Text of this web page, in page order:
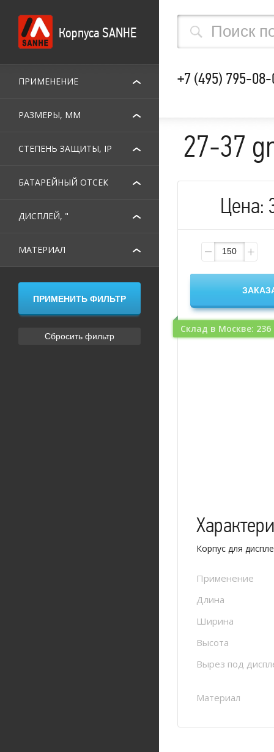
+7 (495) 795-
Корпуса SANHE
ПРИМЕНЕНИЕ
РАЗМЕРЫ, ММ
СТЕПЕНЬ ЗАЩИТЫ, IP
БАТАРЕЙНЫЙ ОТСЕК
ДИСПЛЕЙ, "
МАТЕРИАЛ
27-37
Цена:
Склад в Москве:
Корпус для
Применение
Длина
Ширина
Высота
Вырез под
Материал